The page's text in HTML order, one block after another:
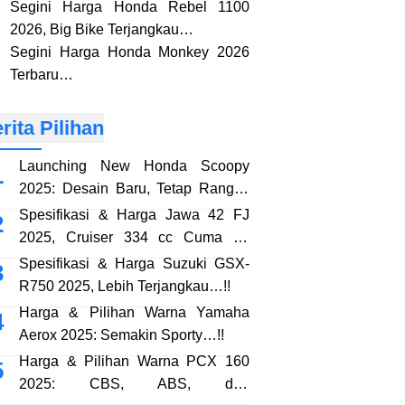
Segini Harga Honda Rebel 1100
2026, Big Bike Terjangkau…
Segini Harga Honda Monkey 2026
Terbaru…
Pilihan
Launching New Honda Scoopy
2025: Desain Baru, Tetap Rangka
eSAF…!!
Spesifikasi & Harga Jawa 42 FJ
2025, Cruiser 334 cc Cuma 38
Jutaan…!!
Spesifikasi & Harga Suzuki GSX-
R750 2025, Lebih Terjangkau…!!
Harga & Pilihan Warna Yamaha
Aerox 2025: Semakin Sporty…!!
Harga & Pilihan Warna PCX 160
2025: CBS, ABS, dan